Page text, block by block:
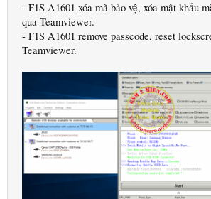
- F1S A1601 xóa mã bảo vệ, xóa mật khẩu
qua Teamviewer.
- F1S A1601 remove passcode, reset
Teamviewer.